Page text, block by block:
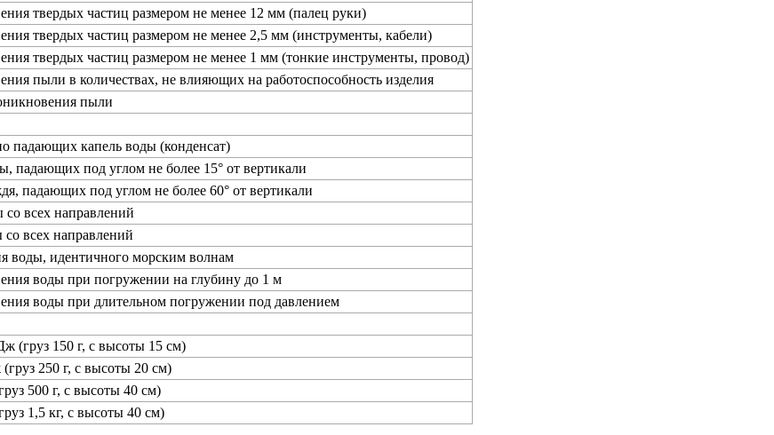
твердых частиц размером не менее 12 мм (палец руки)
твердых частиц размером не менее 2,5 мм (инструменты, кабели)
твердых частиц размером не менее 1 мм (тонкие инструменты, провод)
пыли в количествах, не влияющих на работоспособность изделия
пыли
падающих капель воды (конденсат)
падающих под углом не более 15° от вертикали
падающих под углом не более 60° от вертикали
всех направлений
всех направлений
воды, идентичного морским волнам
воды при погружении на глубину до 1 м
воды при длительном погружении под давлением
(груз 150 г, с высоты 15 см)
250 г, с высоты 20 см)
500 г, с высоты 40 см)
1,5 кг, с высоты 40 см)